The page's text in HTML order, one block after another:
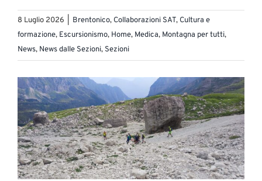
8 Luglio 2026 Brentonico, Collaborazioni SAT, Cultura e
formazione, Escursionismo, Home, Medica, Montagna per tutti,
News, News dalle Sezioni, Sezioni